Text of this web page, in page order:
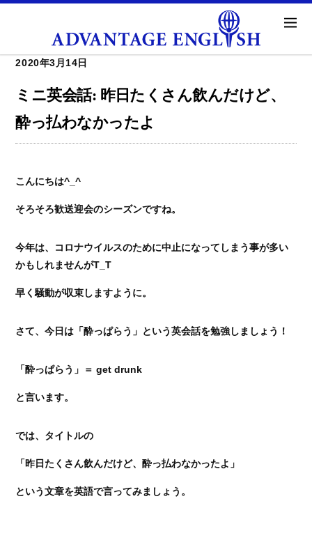
2020年3月14日
ミニ英会話: 昨日たくさん飲んだけど、
酔っ払わなかったよ
こんにちは^_^
そろそろ歓送迎会のシーズンですね。
今年は、コロナウイルスのために中止になってしまう事が多い
かもしれませんがT_T
早く騒動が収束しますように。
さて、今日は「酔っぱらう」という英会話を勉強しましょう！
「酔っぱらう」＝ get drunk
と言います。
では、タイトルの
「昨日たくさん飲んだけど、酔っ払わなかったよ」
という文章を英語で言ってみましょう。